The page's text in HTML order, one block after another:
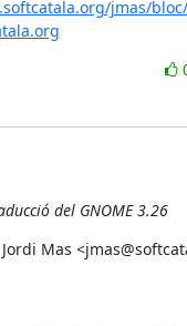
jmas/bloc/
del GNOME 3.26
Mas